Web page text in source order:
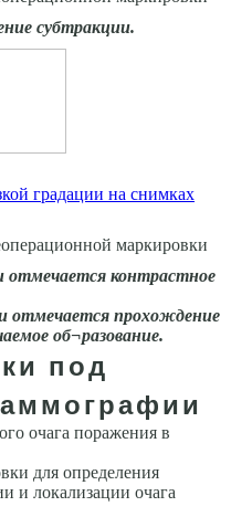
субтракции.
градации на снимках
отмечается контрастное
отмечается прохождение
об¬разование.
под
очага поражения в
для определения
и локализации очага